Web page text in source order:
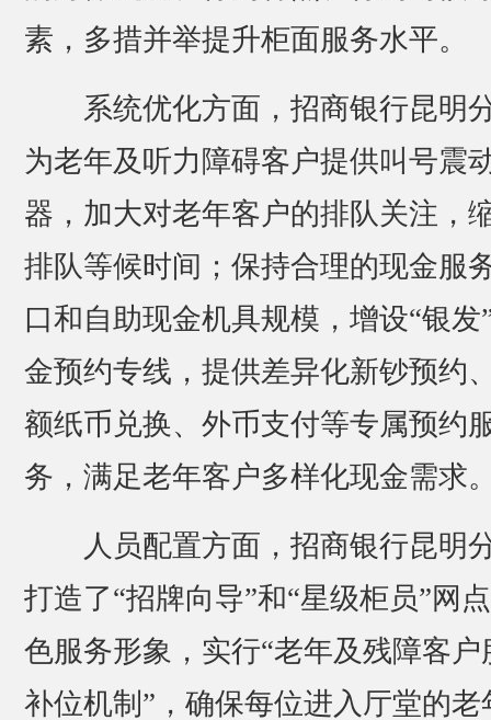
素，多措并举提升柜面服务水平。
系统优化方面，招商银行昆明
为老年及听力障碍客户提供叫号震
器，加大对老年客户的排队关注，
排队等候时间；保持合理的现金服
口和自助现金机具规模，增设“银发
金预约专线，提供差异化新钞预约
额纸币兑换、外币支付等专属预约
务，满足老年客户多样化现金需求
人员配置方面，招商银行昆明
打造了“招牌向导”和“星级柜员”网
色服务形象，实行“老年及残障客户
补位机制”，确保每位进入厅堂的老